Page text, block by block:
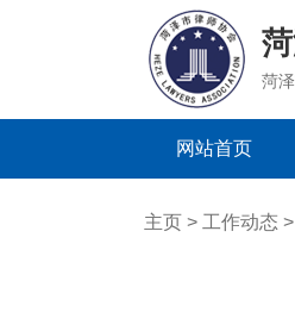
菏
网站首页
主页 > 工作动态 >